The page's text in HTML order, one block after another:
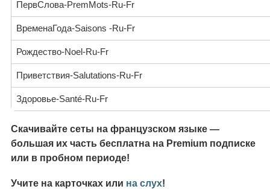
ПервСлова-PremMots-Ru-Fr
ВременаГода-Saisons -Ru-Fr
Рождество-Noel-Ru-Fr
Приветствия-Salutations-Ru-Fr
Здоровье-Santé-Ru-Fr
Скачивайте сеты на французском языке —
большая их часть бесплатна на Premium подписке
или в пробном периоде!
Учите на карточках или на слух!